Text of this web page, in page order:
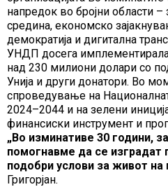
напредок во бројни области
средина, економско
демократија и дигитална
УНДП досега
над 230 милиони долари со
Унија и други донатори. Во
спроведување на
2024–2044 и на зелени
финансиски инструмент и
„Во изминативе 30 години,
помогнавме да се изградат
подобри услови за живот на
Григорјан.